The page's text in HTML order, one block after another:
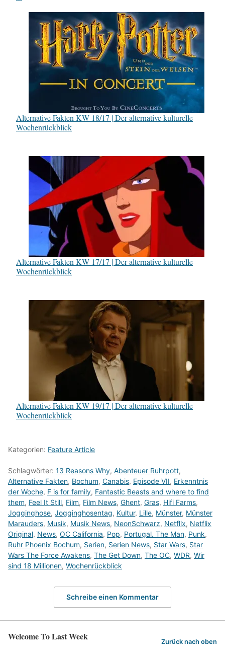
Alternative Fakten KW 18/17 | Der alternative kulturelle
Wochenrückblick
Alternative Fakten KW 17/17 | Der alternative kulturelle
Wochenrückblick
Alternative Fakten KW 19/17 | Der alternative kulturelle
Wochenrückblick
Kategorien: Feature Article
Schlagwörter: 13 Reasons Why, Abenteuer Ruhrpott,
Alternative Fakten, Bochum, Canabis, Episode VII, Erkenntnis
der Woche, F is for family, Fantastic Beasts and where to find
them, Feel It Still, Film, Film News, Ghent, Gras, Hifi Farms,
Jogginghose, Jogginghosentag, Kultur, Lille, Münster, Münster
Marauders, Musik, Musik News, NeonSchwarz, Netflix, Netflix
Original, News, OC California, Pop, Portugal. The Man, Punk,
Ruhr Phoenix Bochum, Serien, Serien News, Star Wars, Star
Wars The Force Awakens, The Get Down, The OC, WDR, Wir
sind 18 Millionen, Wochenrückblick
Schreibe einen Kommentar
Welcome To Last Week Zurück nach oben